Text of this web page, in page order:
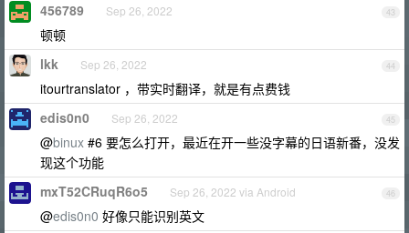
43
456789 Sep 26, 2022
顿顿
44
lkk Sep 26, 2022
itourtranslator ，带实时翻译，就是有点费钱
45
edis0n0 Sep 26, 2022
@binux #6 要怎么打开，最近在开一些没字幕的日语新番，没发
现这个功能
46
mxT52CRuqR6o5 Sep 26, 2022 via Android
@edis0n0 好像只能识别英文